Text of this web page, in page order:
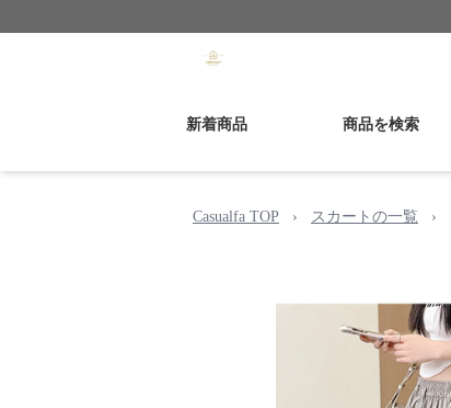
新着商品 商品を検索
Casualfa TOP › スカートの一覧 ›